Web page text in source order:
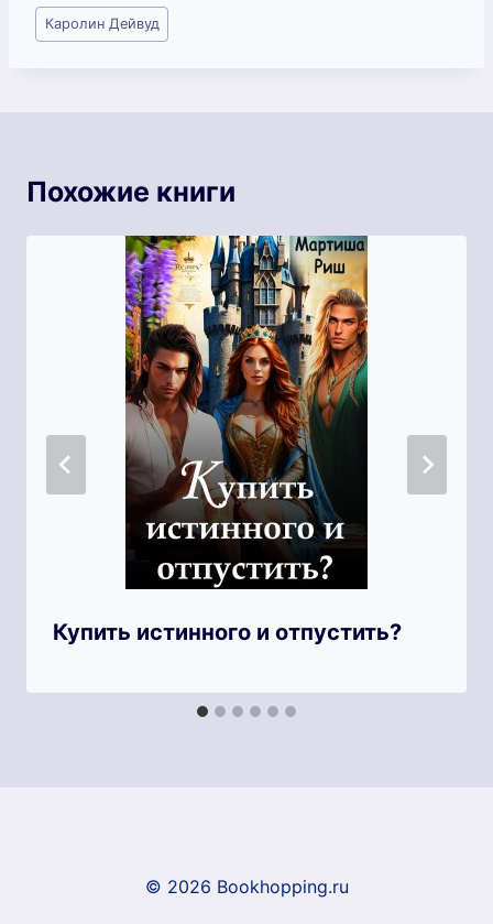
Метки
записи:
Каролин Дейвуд
Похожие книги
Купить истинного и отпустить?
© 2026 Bookhopping.ru